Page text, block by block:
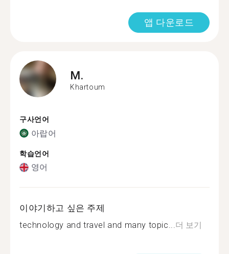
앱 다운로드
M.
Khartoum
구사언어
아랍어
학습언어
영어
이야기하고 싶은 주제
technology and travel and many topic...더 보기